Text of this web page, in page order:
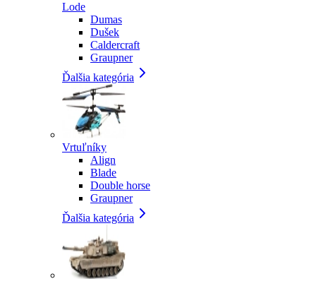
Lode
Dumas
Dušek
Caldercraft
Graupner
Ďalšia kategória
Vrtuľníky
Align
Blade
Double horse
Graupner
Ďalšia kategória